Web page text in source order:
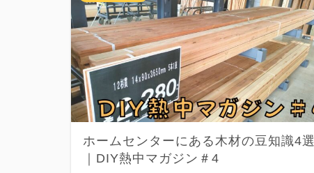
ホームセンターにある木材の豆知識4選
｜DIY熱中マガジン＃4